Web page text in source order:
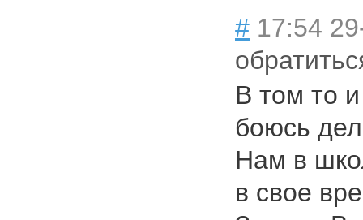
# 17:54
В том то
боюсь
Нам в
в свое